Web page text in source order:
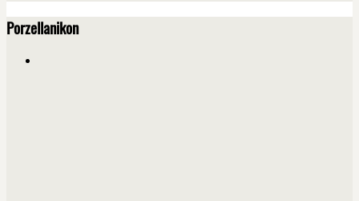
Porzellanikon